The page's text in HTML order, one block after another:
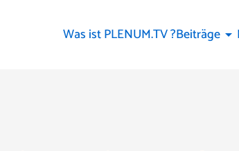
Was ist PLENUM.TV ?Beiträge arrow_drop_down